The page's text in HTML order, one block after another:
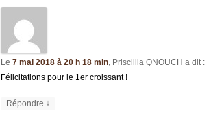
Le 7 mai 2018 à 20 h 18 min, Priscillia QNOUCH a dit :
Félicitations pour le 1er croissant !
Répondre ↓